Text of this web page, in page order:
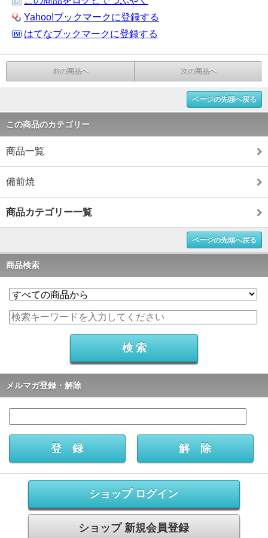
Yahoo!ブックマークに登録する
はてなブックマークに登録する
前の商品へ 次の商品へ
ページの先頭へ戻る
この商品のカテゴリー
商品一覧
備前焼
商品カテゴリー一覧
ページの先頭へ戻る
商品検索
メルマガ登録・解除
ショップ ログイン
ショップ 新規会員登録